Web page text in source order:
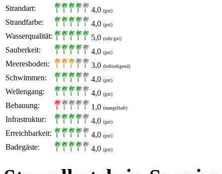
Strandart: 4,0 (gut)
Strandfarbe: 4,0 (gut)
Wasserqualität: 5,0 (sehr gut)
Sauberkeit: 4,0 (gut)
Meeresboden: 3,0 (befriedigend)
Schwimmen: 4,0 (gut)
Wellengang: 4,0 (gut)
Bebauung: 1,0 (mangelhaft)
Infrastruktur: 4,0 (gut)
Erreichbarkeit: 4,0 (gut)
Badegäste: 4,0 (gut)